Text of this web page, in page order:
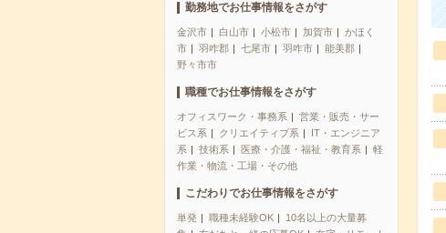
勤務地でお仕事情報をさがす
金沢市 白山市 小松市 加賀市
かほく
市
羽咋郡 七尾市 羽咋市
能美郡
野々市市
職種でお仕事情報をさがす
オフィスワーク・事務系
営業・販売・サー
ビス系
クリエイティブ系
IT・エンジニア
系
技術系 医療・介護・福祉・教育系
軽
作業・物流・工場・その他
こだわりでお仕事情報をさがす
単発 職種未経験OK
10名以上の大量募